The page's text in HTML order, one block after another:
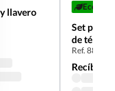
llavero
Eco
Set
de té 24
Ref.
Recíbelo